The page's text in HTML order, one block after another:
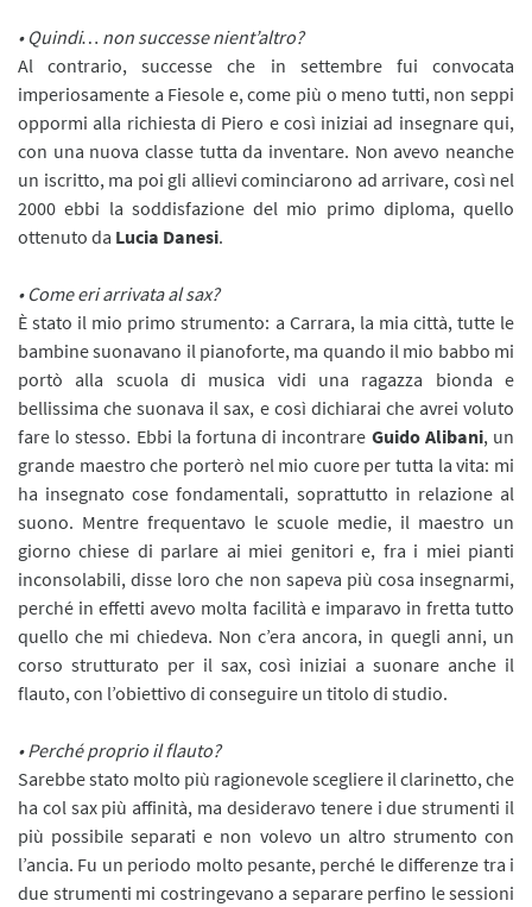
• Quindi… non successe nient’altro?
Al contrario, successe che in settembre fui convocata
imperiosamente a Fiesole e, come più o meno tutti, non seppi
oppormi alla richiesta di Piero e così iniziai ad insegnare qui,
con una nuova classe tutta da inventare. Non avevo neanche
un iscritto, ma poi gli allievi cominciarono ad arrivare, così nel
2000 ebbi la soddisfazione del mio primo diploma, quello
ottenuto da Lucia Danesi.
• Come eri arrivata al sax?
È stato il mio primo strumento: a Carrara, la mia città, tutte le
bambine suonavano il pianoforte, ma quando il mio babbo mi
portò alla scuola di musica vidi una ragazza bionda e
bellissima che suonava il sax, e così dichiarai che avrei voluto
fare lo stesso. Ebbi la fortuna di incontrare Guido Alibani, un
grande maestro che porterò nel mio cuore per tutta la vita: mi
ha insegnato cose fondamentali, soprattutto in relazione al
suono. Mentre frequentavo le scuole medie, il maestro un
giorno chiese di parlare ai miei genitori e, fra i miei pianti
inconsolabili, disse loro che non sapeva più cosa insegnarmi,
perché in effetti avevo molta facilità e imparavo in fretta tutto
quello che mi chiedeva. Non c’era ancora, in quegli anni, un
corso strutturato per il sax, così iniziai a suonare anche il
flauto, con l’obiettivo di conseguire un titolo di studio.
• Perché proprio il flauto?
Sarebbe stato molto più ragionevole scegliere il clarinetto, che
ha col sax più affinità, ma desideravo tenere i due strumenti il
più possibile separati e non volevo un altro strumento con
l’ancia. Fu un periodo molto pesante, perché le differenze tra i
due strumenti mi costringevano a separare perfino le sessioni